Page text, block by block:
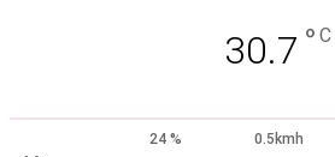
30.7 ° C
24 %
0.5kmh